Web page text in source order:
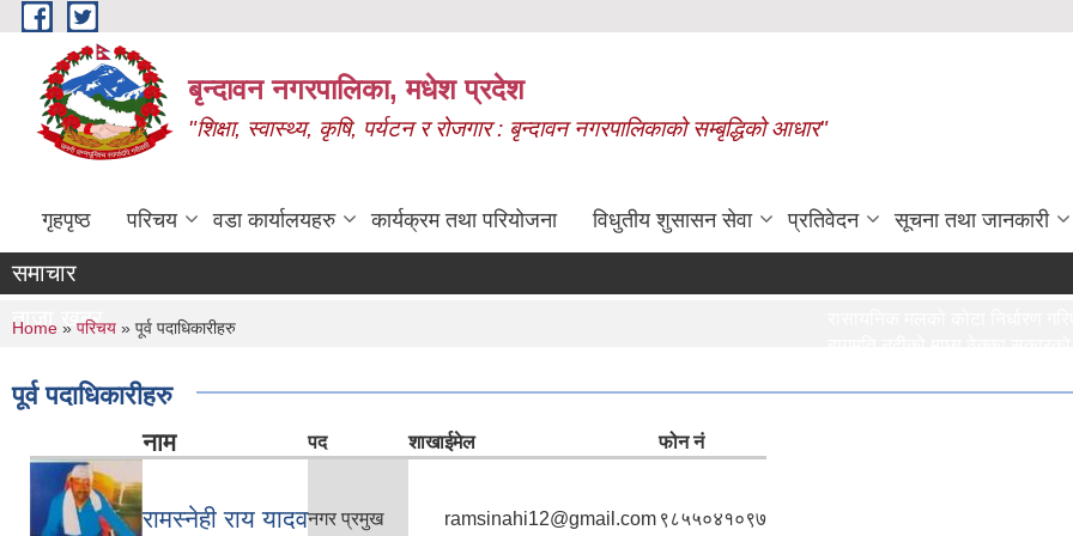
Skip to main content
बृन्दावन नगरपालिका, मधेश प्रदेश
"शिक्षा, स्वास्थ्य, कृषि, पर्यटन र रोजगार : बृन्दावन नगरपालिकाको सम्बृद्धिको आधार"
गृहपृष्ठ परिचय वडा कार्यालयहरु कार्यक्रम तथा परियोजना विधुतीय शुसासन सेवा प्रतिवेदन सूचना तथा जानकारी
समाचार
ताजा खबर
मृगौला प्रत्यारोपण गरेका, डायलाइसिस
You are here
Home » परिचय » पूर्व पदाधिकारीहरु
पूर्व पदाधिकारीहरु
नाम पद शाखाईमेल फोन नं
रामस्नेही राय यादवनगर प्रमुख ramsinahi12@gmail.com ९८५५०४१०९७